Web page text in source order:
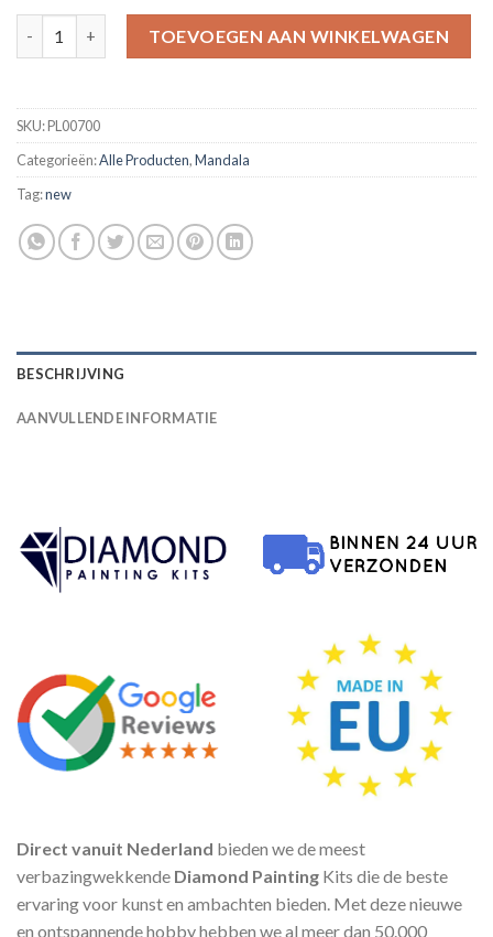
TOEVOEGEN AAN WINKELWAGEN
SKU:PL00700
Categorieën:Alle Producten,Mandala
Tag:new
BESCHRIJVING
AANVULLENDE INFORMATIE
Direct vanuit Nederland bieden we de meest
verbazingwekkende Diamond Painting Kits die de beste
ervaring voor kunst en ambachten bieden. Met deze nieuwe
en ontspannende hobby hebben we al meer dan 50.000